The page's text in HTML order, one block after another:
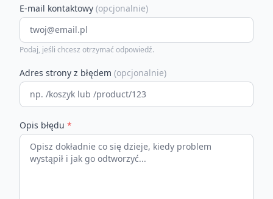
E-mail kontaktowy (opcjonalnie)
Podaj, jeśli chcesz otrzymać odpowiedź.
Adres strony z błędem (opcjonalnie)
Opis błędu *